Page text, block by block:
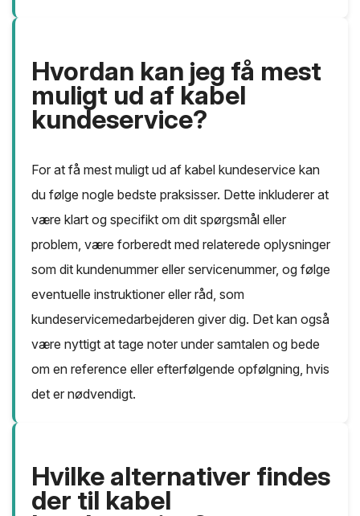
Hvordan kan jeg få mest
muligt ud af kabel
kundeservice?
For at få mest muligt ud af kabel kundeservice kan
du følge nogle bedste praksisser. Dette inkluderer at
være klart og specifikt om dit spørgsmål eller
problem, være forberedt med relaterede oplysninger
som dit kundenummer eller servicenummer, og følge
eventuelle instruktioner eller råd, som
kundeservicemedarbejderen giver dig. Det kan også
være nyttigt at tage noter under samtalen og bede
om en reference eller efterfølgende opfølgning, hvis
det er nødvendigt.
Hvilke alternativer findes
der til kabel